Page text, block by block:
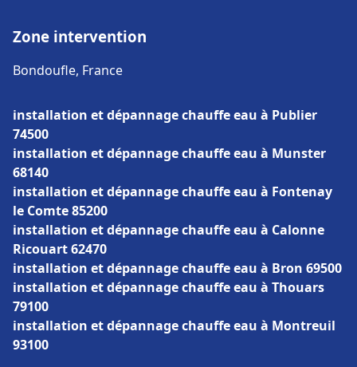
Zone intervention
Bondoufle, France
installation et dépannage chauffe eau à Publier
74500
installation et dépannage chauffe eau à Munster
68140
installation et dépannage chauffe eau à Fontenay
le Comte 85200
installation et dépannage chauffe eau à Calonne
Ricouart 62470
installation et dépannage chauffe eau à Bron 69500
installation et dépannage chauffe eau à Thouars
79100
installation et dépannage chauffe eau à Montreuil
93100